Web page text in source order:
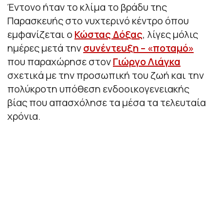
Έντονο ήταν το κλίμα το βράδυ της
Παρασκευής στο νυχτερινό κέντρο όπου
εμφανίζεται ο Κώστας Δόξας, λίγες μόλις
ημέρες μετά τηνσυνέντευξη – «ποταμό»
που παραχώρησε στονΓιώργο Λιάγκα
σχετικά με την προσωπική του ζωή και την
πολύκροτη υπόθεση ενδοοικογενειακής
βίας που απασχόλησε τα μέσα τα τελευταία
χρόνια.